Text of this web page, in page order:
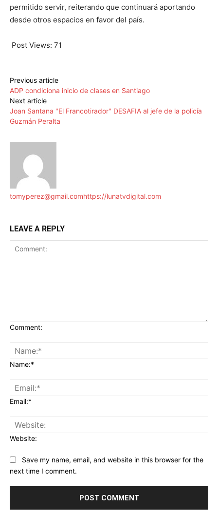
permitido servir, reiterando que continuará aportando
desde otros espacios en favor del país.
Post Views: 71
Previous article
ADP condiciona inicio de clases en Santiago
Next article
Joan Santana "El Francotirador" DESAFIA al jefe de la policía
Guzmán Peralta
tomyperez@gmail.comhttps://lunatvdigital.com
LEAVE A REPLY
Comment:
Name:*
Email:*
Website:
Save my name, email, and website in this browser for the
next time I comment.